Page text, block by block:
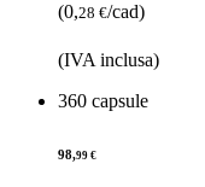
(0,28 €/cad)
(IVA inclusa)
360 capsule
98,99 €